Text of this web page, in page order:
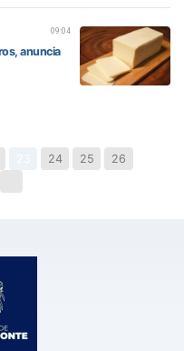
09:04
anuncia
24 25 26